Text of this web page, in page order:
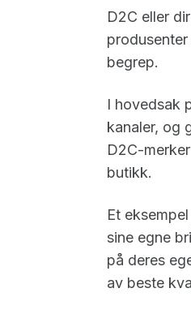
D2C eller
begrep.
I hovedsak
kanaler, og
D2C-
butikk.
Et
sine egne
på deres
av beste